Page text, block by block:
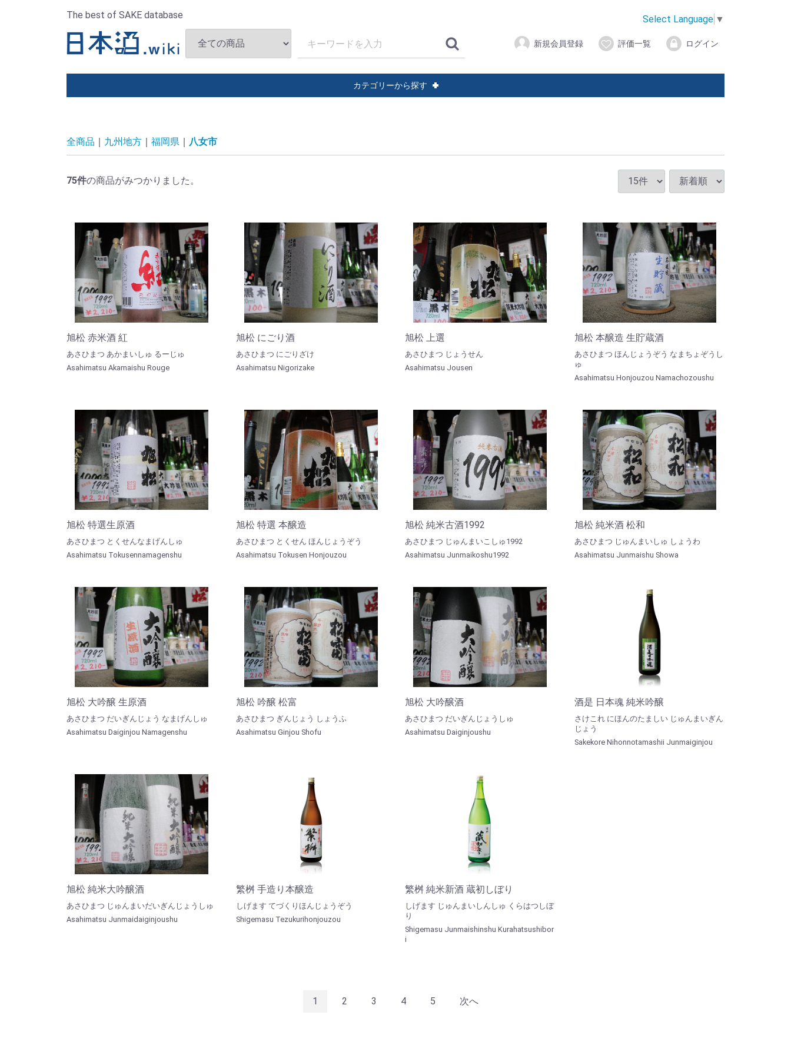
The best of SAKE database Select Language ▼
新規会員登録 評価一覧 ログイン
カテゴリーから探す
全商品 九州地方 福岡県 八女市
75件の商品がみつかりました。
旭松 赤米酒 紅
あさひまつ あかまいしゅ るーじゅ
Asahimatsu Akamaishu Rouge
旭松 にごり酒
あさひまつ にごりざけ
Asahimatsu Nigorizake
旭松 上選
あさひまつ じょうせん
Asahimatsu Jousen
旭松 本醸造 生貯蔵酒
あさひまつ ほんじょうぞう なまちょぞうし
ゅ
Asahimatsu Honjouzou Namachozoushu
旭松 特選生原酒
あさひまつ とくせんなまげんしゅ
Asahimatsu Tokusennamagenshu
旭松 特選 本醸造
あさひまつ とくせん ほんじょうぞう
Asahimatsu Tokusen Honjouzou
旭松 純米古酒1992
あさひまつ じゅんまいこしゅ1992
Asahimatsu Junmaikoshu1992
旭松 純米酒 松和
あさひまつ じゅんまいしゅ しょうわ
Asahimatsu Junmaishu Showa
旭松 大吟醸 生原酒
あさひまつ だいぎんじょう なまげんしゅ
Asahimatsu Daiginjou Namagenshu
旭松 吟醸 松富
あさひまつ ぎんじょう しょうふ
Asahimatsu Ginjou Shofu
旭松 大吟醸酒
あさひまつ だいぎんじょうしゅ
Asahimatsu Daiginjoushu
酒是 日本魂 純米吟醸
さけこれ にほんのたましい じゅんまいぎん
じょう
Sakekore Nihonnotamashii Junmaiginjou
旭松 純米大吟醸酒
あさひまつ じゅんまいだいぎんじょうしゅ
Asahimatsu Junmaidaiginjoushu
繁桝 手造り本醸造
しげます てづくりほんじょうぞう
Shigemasu Tezukurihonjouzou
繁桝 純米新酒 蔵初しぼり
しげます じゅんまいしんしゅ くらはつしぼ
り
Shigemasu Junmaishinshu Kurahatsushibor
i
1 2 3 4 5 次へ